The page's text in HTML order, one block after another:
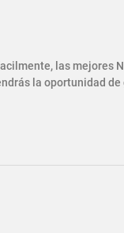
las mejores
la oportunidad